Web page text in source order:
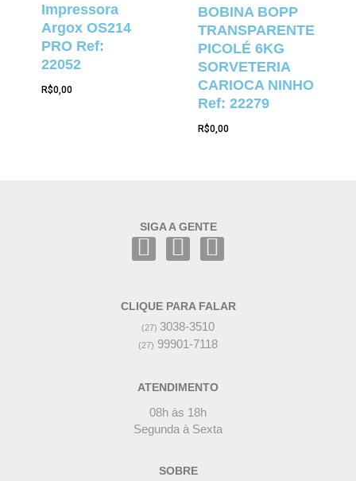
Impressora
Argox OS214
PRO Ref:
22052
R$0,00
BOBINA BOPP
TRANSPARENTE
PICOLÉ 6KG
SORVETERIA
CARIOCA NINHO
Ref: 22279
R$0,00
SIGA A GENTE
CLIQUE PARA FALAR
(27) 3038-3510
(27) 99901-7118
ATENDIMENTO
08h às 18h
Segunda à Sexta
SOBRE